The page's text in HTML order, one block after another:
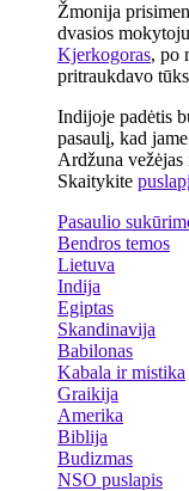
Žmonija
dvasios
Kjerkogoras, po
pritraukdavo
Indijoje padėtis
pasaulį, kad
Ardžuna
Skaitykite
Pasaulio
Bendros temos
Lietuva
Indija
Egiptas
Skandinavija
Babilonas
Kabala ir mistika
Graikija
Amerika
Biblija
Budizmas
NSO puslapis